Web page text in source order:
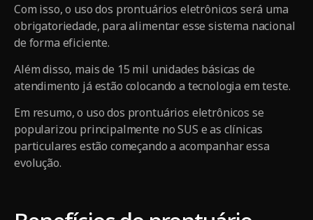
Com isso, o uso dos prontuários eletrônicos será uma
obrigatoriedade, para alimentar esse sistema nacional
de forma eficiente.
Além disso, mais de 15 mil unidades básicas de
atendimento já estão colocando a tecnologia em teste.
Em resumo, o uso dos prontuários eletrônicos se
popularizou principalmente no SUS e as clínicas
particulares estão começando a acompanhar essa
evolução.